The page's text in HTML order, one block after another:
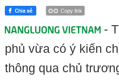
Copy link
-
phủ vừa có ý kiến
thông qua chủ